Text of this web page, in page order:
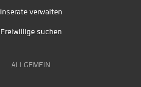
Inserate verwalten
Freiwillige suchen
ALLGEMEIN